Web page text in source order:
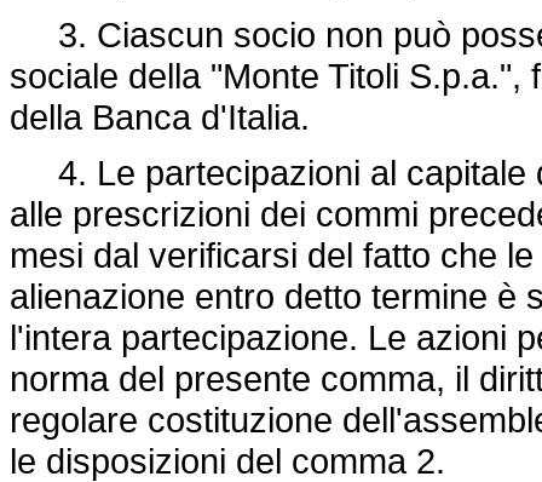
3. Ciascun socio non può
sociale della "Monte Titoli
della Banca d'Italia.
4. Le partecipazioni al capitale
alle prescrizioni dei commi
mesi dal verificarsi del fatto che
alienazione entro detto termine è
l'intera partecipazione. Le azioni
norma del presente comma, il
regolare costituzione
le disposizioni del comma 2.